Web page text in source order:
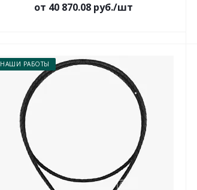
от 40 870.08 руб./шт
НАШИ РАБОТЫ